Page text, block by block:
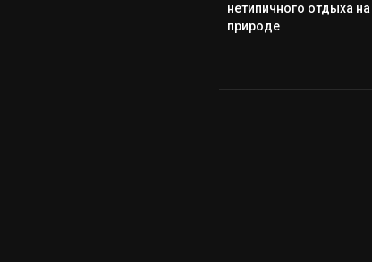
нетипичного отдыха на
природе